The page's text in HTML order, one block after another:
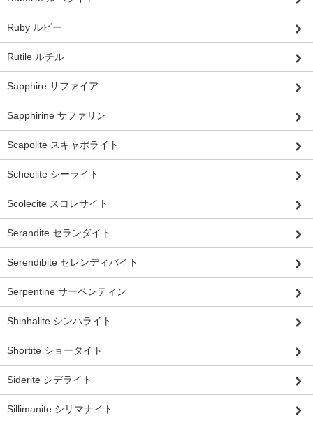
Ruby ルビー
Rutile ルチル
Sapphire サファイア
Sapphirine サファリン
Scapolite スキャポライト
Scheelite シーライト
Scolecite スコレサイト
Serandite セランダイト
Serendibite セレンディバイト
Serpentine サーペンティン
Shinhalite シンハライト
Shortite ショータイト
Siderite シデライト
Sillimanite シリマナイト